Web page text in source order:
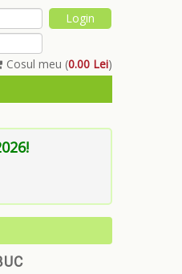
Cosul meu (0.00 Lei)